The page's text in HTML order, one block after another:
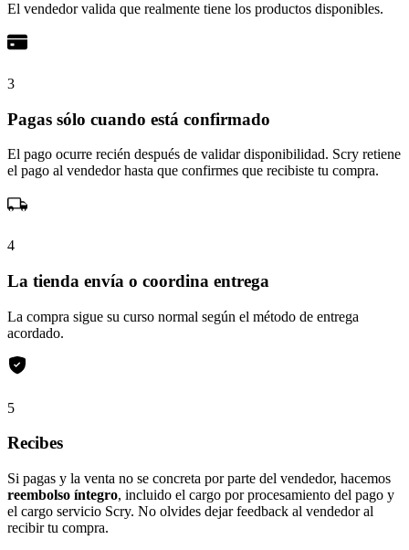
El vendedor valida que realmente tiene los productos disponibles.
3
Pagas sólo cuando está confirmado
El pago ocurre recién después de validar disponibilidad. Scry retiene
el pago al vendedor hasta que confirmes que recibiste tu compra.
4
La tienda envía o coordina entrega
La compra sigue su curso normal según el método de entrega
acordado.
5
Recibes
Si pagas y la venta no se concreta por parte del vendedor, hacemos
reembolso íntegro, incluido el cargo por procesamiento del pago y
el cargo servicio Scry. No olvides dejar feedback al vendedor al
recibir tu compra.